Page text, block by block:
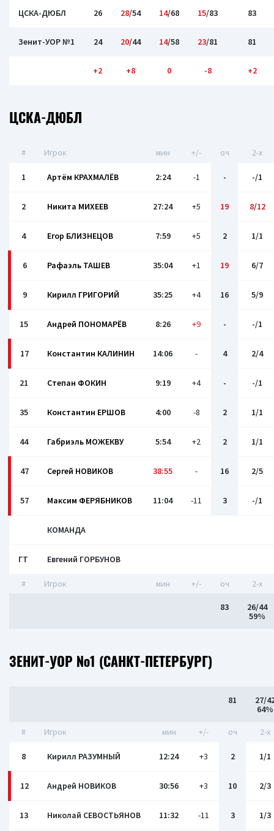
ЦСКА-ДЮБЛ 26 28/54 14/68 15/83 83
Зенит-УОР №1 24 20/44 14/58 23/81 81
+2 +8 0 -8 +2
ЦСКА-ДЮБЛ
# Игрок мин +/- оч 2-x
1 Артём КРАХМАЛЁВ 2:24 -1 - -/1
2 Никита МИХЕЕВ 27:24 +5 19 8/12
4 Егор БЛИЗНЕЦОВ 7:59 +5 2 1/1
6 Рафаэль ТАШЕВ 35:04 +1 19 6/7
9 Кирилл ГРИГОРИЙ 35:25 +4 16 5/9
15 Андрей ПОНОМАРЁВ 8:26 +9 - -/1
17 Константин КАЛИНИН 14:06 - 4 2/4
21 Степан ФОКИН 9:19 +4 - -/1
35 Константин ЕРШОВ 4:00 -8 2 1/1
44 Габриэль МОЖЕКВУ 5:54 +2 2 1/1
47 Сергей НОВИКОВ 38:55 - 16 2/5
57 Максим ФЕРЯБНИКОВ 11:04 -11 3 -/1
КОМАНДА
ГТ Евгений ГОРБУНОВ
# Игрок мин +/- оч 2-x
83
26/44
59%
ЗЕНИТ-УОР №1 (САНКТ-ПЕТЕРБУРГ)
81
27/
64%
# Игрок мин +/- оч 2-x
8 Кирилл РАЗУМНЫЙ 12:24 +3 2 1/1
12 Андрей НОВИКОВ 30:56 +3 10 2/3
13 Николай СЕВОСТЬЯНОВ 11:32 -11 3 1/3